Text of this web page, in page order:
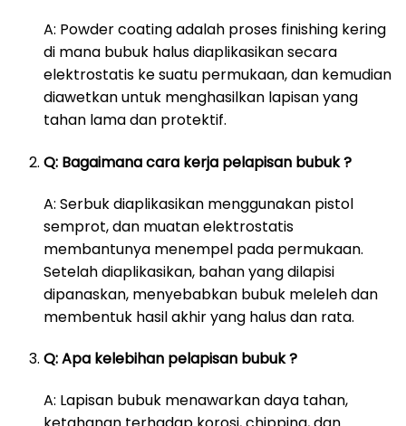
A: Powder coating adalah proses finishing kering
di mana bubuk halus diaplikasikan secara
elektrostatis ke suatu permukaan, dan kemudian
diawetkan untuk menghasilkan lapisan yang
tahan lama dan protektif.
Q: Bagaimana cara kerja pelapisan bubuk ?
A: Serbuk diaplikasikan menggunakan pistol
semprot, dan muatan elektrostatis
membantunya menempel pada permukaan.
Setelah diaplikasikan, bahan yang dilapisi
dipanaskan, menyebabkan bubuk meleleh dan
membentuk hasil akhir yang halus dan rata.
Q: Apa kelebihan pelapisan bubuk ?
A: Lapisan bubuk menawarkan daya tahan,